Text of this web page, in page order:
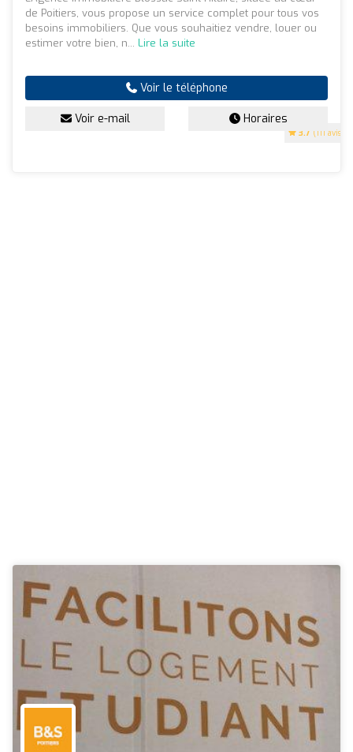
3.7 (111 avis)
de Poitiers, vous propose un service complet pour tous vos
besoins immobiliers. Que vous souhaitiez vendre, louer ou
estimer votre bien, n... Lire la suite
Voir le téléphone
Voir e-mail Horaires